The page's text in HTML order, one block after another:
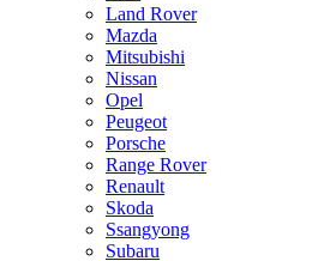
Land Rover
Mazda
Mitsubishi
Nissan
Opel
Peugeot
Porsche
Range Rover
Renault
Skoda
Ssangyong
Subaru